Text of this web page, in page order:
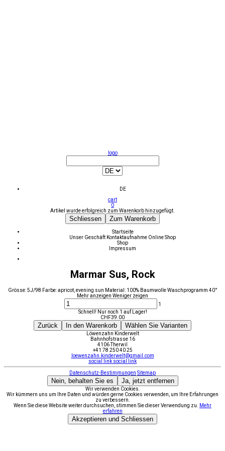
logo
DE
cart
0
Artikel wurde erfolgreich zum Warenkorb hinzugefügt.
Schliessen Zum Warenkorb
Startseite
Unser Geschäft Kontaktaufnahme Online Shop
Shop
Impressum
Marmar Sus, Rock
Grösse: 5J/98 Farbe: apricot, evening sun Material: 100% Baumwolle Waschprogramm 40°
Mehr anzeigen Weniger zeigen
1
Schnell! Nur noch 1 auf Lager!
CHF39.00
Zurück In den Warenkorb Wählen Sie Varianten
Löwenzahn Kinderwelt
Bahnhofstrasse 16
4106 Therwil
+41 78 250 40 25
loewenzahn.kinderwelt@gmail.com
social link social link
Datenschutz-Bestimmungen Sitemap
Nein, behalten Sie es Ja, jetzt entfernen
Wir verwenden Cookies.
Wir kümmern uns um Ihre Daten und würden gerne Cookies verwenden, um Ihre Erfahrungen
zu verbessern.
Wenn Sie diese Website weiter durchsuchen, stimmen Sie dieser Verwendung zu.
Mehr
erfahren
Akzeptieren und Schliessen